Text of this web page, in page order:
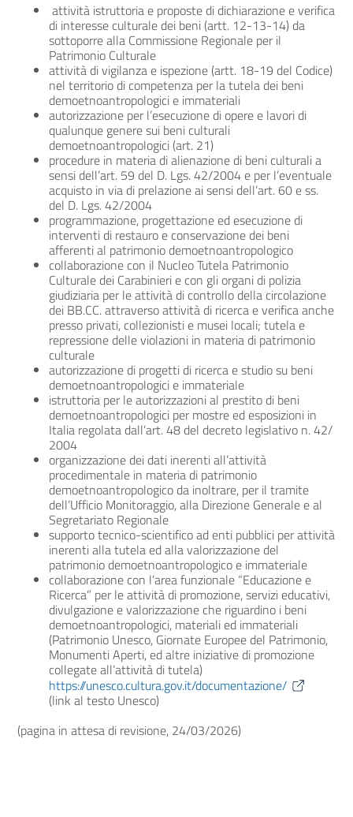
attività istruttoria e proposte di dichiarazione e verifica
di interesse culturale dei beni (artt. 12-13-14) da
sottoporre alla Commissione Regionale per il
Patrimonio Culturale
attività di vigilanza e ispezione (artt. 18-19 del Codice)
nel territorio di competenza per la tutela dei beni
demoetnoantropologici e immateriali
autorizzazione per l’esecuzione di opere e lavori di
qualunque genere sui beni culturali
demoetnoantropologici (art. 21)
procedure in materia di alienazione di beni culturali a
sensi dell’art. 59 del D. Lgs. 42/2004 e per l’eventuale
acquisto in via di prelazione ai sensi dell’art. 60 e ss.
del D. Lgs. 42/2004
programmazione, progettazione ed esecuzione di
interventi di restauro e conservazione dei beni
afferenti al patrimonio demoetnoantropologico
collaborazione con il Nucleo Tutela Patrimonio
Culturale dei Carabinieri e con gli organi di polizia
giudiziaria per le attività di controllo della circolazione
dei BB.CC. attraverso attività di ricerca e verifica anche
presso privati, collezionisti e musei locali; tutela e
repressione delle violazioni in materia di patrimonio
culturale
autorizzazione di progetti di ricerca e studio su beni
demoetnoantropologici e immateriale
istruttoria per le autorizzazioni al prestito di beni
demoetnoantropologici per mostre ed esposizioni in
Italia regolata dall’art. 48 del decreto legislativo n. 42/
2004
organizzazione dei dati inerenti all’attività
procedimentale in materia di patrimonio
demoetnoantropologico da inoltrare, per il tramite
dell’Ufficio Monitoraggio, alla Direzione Generale e al
Segretariato Regionale
supporto tecnico-scientifico ad enti pubblici per attività
inerenti alla tutela ed alla valorizzazione del
patrimonio demoetnoantropologico e immateriale
collaborazione con l’area funzionale “Educazione e
Ricerca” per le attività di promozione, servizi educativi,
divulgazione e valorizzazione che riguardino i beni
demoetnoantropologici, materiali ed immateriali
(Patrimonio Unesco, Giornate Europee del Patrimonio,
Monumenti Aperti, ed altre iniziative di promozione
collegate all’attività di tutela)
https://unesco.cultura.gov.it/documentazione/
(link al testo Unesco)
(pagina in attesa di revisione, 24/03/2026)